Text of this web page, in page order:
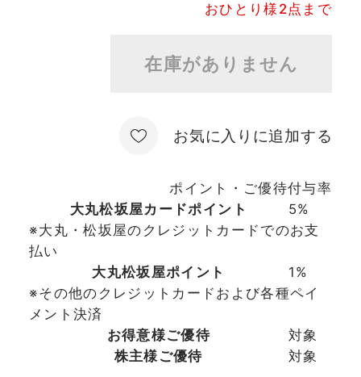
おひとり様2点まで
在庫がありません
お気に入りに追加する
ポイント・ご優待付与率
大丸松坂屋カードポイント
5%
※大丸・松坂屋のクレジットカードでのお支
払い
大丸松坂屋ポイント
1%
※その他のクレジットカードおよび各種ペイ
メント決済
お得意様ご優待
対象
株主様ご優待
対象